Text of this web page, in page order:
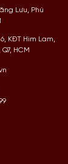
Lưu, Phú
KĐT Him Lam,
HCM